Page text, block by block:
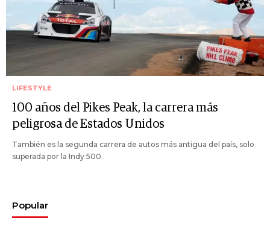
LIFESTYLE
100 años del Pikes Peak, la carrera más
peligrosa de Estados Unidos
También es la segunda carrera de autos más antigua del país, solo
superada por la Indy 500.
Popular